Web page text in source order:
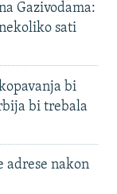
Gazivodama:
sati
bi
bi trebala
adrese nakon